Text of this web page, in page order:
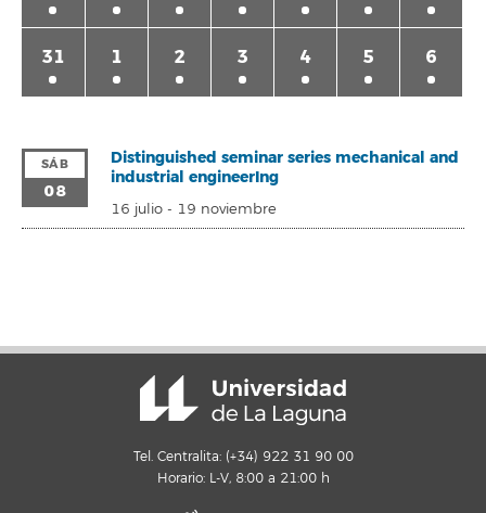
31 1 2 3 4 5 6
SÁB
08
Distinguished seminar series mechanical and
industrial engineerIng
16 julio- 19 noviembre
Tel. Centralita: (+34) 922 31 90 00
Horario: L-V, 8:00 a 21:00 h